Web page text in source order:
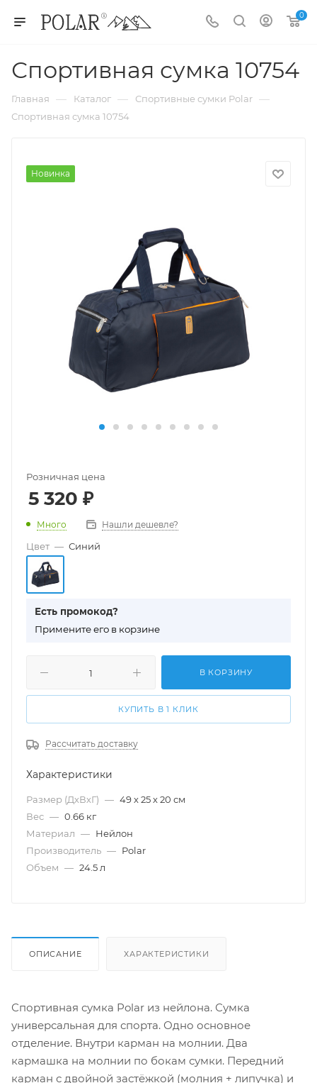
0
Спортивная сумка 10754
Главная — Каталог — Спортивные сумки Polar —
Спортивная сумка 10754
Новинка
Розничная цена
5 320 ₽
Много Нашли дешевле?
Цвет — Синий
Есть промокод?
Примените его в корзине
В КОРЗИНУ
КУПИТЬ В 1 КЛИК
Рассчитать доставку
Характеристики
Размер (ДхВхГ) — 49 х 25 х 20 см
Вес — 0.66 кг
Материал — Нейлон
Производитель — Polar
Объем — 24.5 л
ОПИСАНИЕ ХАРАКТЕРИСТИКИ
Спортивная сумка Polar из нейлона. Сумка
универсальная для спорта. Одно основное
отделение. Внутри карман на молнии. Два
кармашка на молнии по бокам сумки. Передний
карман с двойной застёжкой (молния + липучка) и